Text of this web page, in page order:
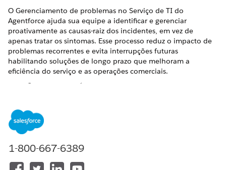
O Gerenciamento de problemas no Serviço de TI do
Agentforce ajuda sua equipe a identificar e gerenciar
proativamente as causas-raiz dos incidentes, em vez de
apenas tratar os sintomas. Esse processo reduz o impacto de
problemas recorrentes e evita interrupções futuras
habilitando soluções de longo prazo que melhoram a
eficiência do serviço e as operações comerciais.
EDIÇÕES OBRIGATÓRIAS
Disponível em: Lightning Experience
Disponível em: Edições
Principais recursos
1-800-667-6389